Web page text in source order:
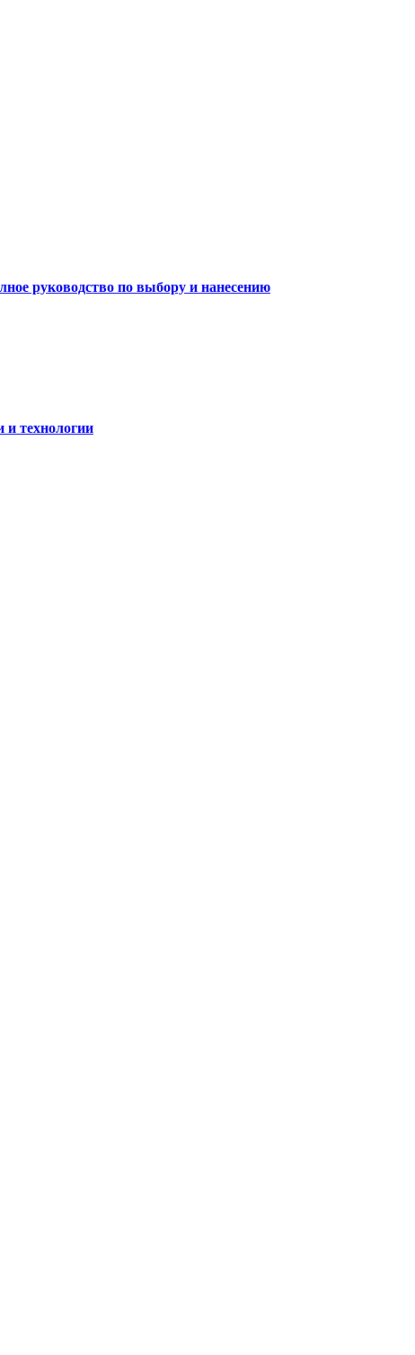
руководство по выбору и нанесению
технологии